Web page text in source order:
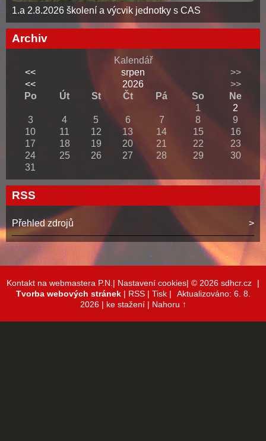
1.a 2.8.2026 školení a výcvik jednotky s CAS
Archiv
Kalendář
<<
srpen
>>
<<
2026
>>
Po
Út St Čt Pá So
Ne
1
2
3
4 5 6 7 8
9
10
11 12 13 14 15
16
17
18 19 20 21 22
23
24
25 26 27 28 29
30
31
RSS
Přehled zdrojů
Kontakt na webmastera P.N.| Nastavení cookies| © 2026 sdhcr.cz
|
Tvorba webových stránek| RSS| Tisk|
Aktualizováno: 6. 8.
2026 | ke stažení | Nahoru ↑